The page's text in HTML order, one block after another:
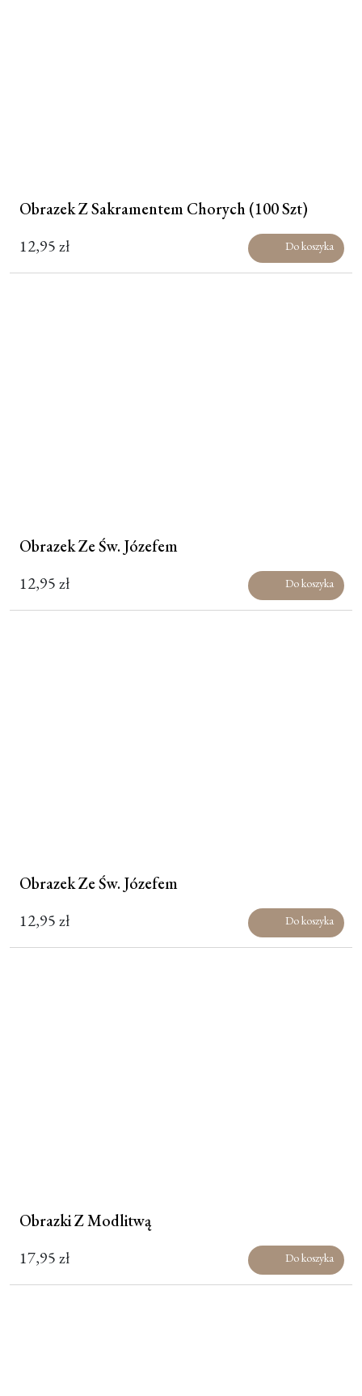
Obrazek Z Sakramentem Chorych (100 Szt)
12,95zł Do koszyka
Obrazek Ze Św. Józefem
12,95zł Do koszyka
Obrazek Ze Św. Józefem
12,95zł Do koszyka
Obrazki Z Modlitwą
17,95zł Do koszyka